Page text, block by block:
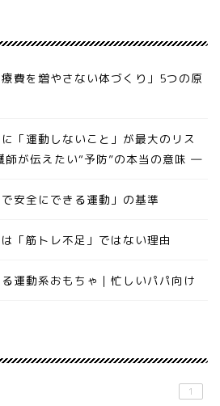
費を増やさない体づくり」5つの原
「運動しないこと」が最大のリス
が伝えたい“予防”の本当の意味 ―
安全にできる運動」の基準
「筋トレ不足」ではない理由
る運動系おもちゃ｜忙しいパパ向け
1